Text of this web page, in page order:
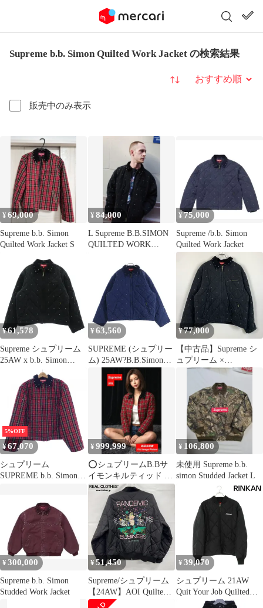
Supreme b.b. Simon Quilted Work Jacket の検索結果
販売中のみ表示
並び替え
¥69,000
Supreme b.b. Simon
Quilted Work Jacket S
¥84,000
L Supreme B.B.SIMON
QUILTED WORK
¥ 75,000
Supreme /b.b. Simon
Quilted Work Jacket
¥61,578
Supreme シュプリーム
25AW x b.b. Simon
Quilted Work Jacket ビー
ビーサイモン キルティ
ング ワーク ジャケット
ブラック系 S【中古】
¥63,560
SUPREME (シュプリー
ム) 25AW?B.B.Simon
Quilted Work Jacket
Navy B.Bサイモン キル
ティング スタッズワー
クジャケット ネイビー
¥77,000
【中古品】Supreme シ
ュプリーム ×
B.B.SIMON ビービーサ
イモン 別注 コラボ
QUILTED WORK
JACKET キルティング
ワークジャケット アウ
ター 【149-260212-ko-
37-tei】
5%OFF
¥67,070
シュプリーム
SUPREME b.b. Simon
¥999,999
⭕シュプリームB.Bサ
イモンキルティッド ジ
ャケット レッド XXL
¥ 106,800
​未使用 Supreme b.b.
simon Studded Jacket L
¥300,000
Supreme b.b. Simon
Studded Work Jacket
¥51,450
Supreme/シュプリーム
【24AW】AOI Quilted
Work Jacket/葵産業 キル
¥ 39,070
シュプリーム 21AW
Quit Your Job Quilted
Work Jacket キルティン